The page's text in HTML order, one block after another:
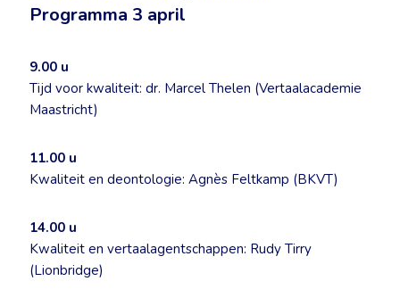
Programma 3 april
9.00 u
Tijd voor kwaliteit: dr. Marcel Thelen (Vertaalacademie
Maastricht)
11.00 u
Kwaliteit en deontologie: Agnès Feltkamp (BKVT)
14.00 u
Kwaliteit en vertaalagentschappen: Rudy Tirry
(Lionbridge)